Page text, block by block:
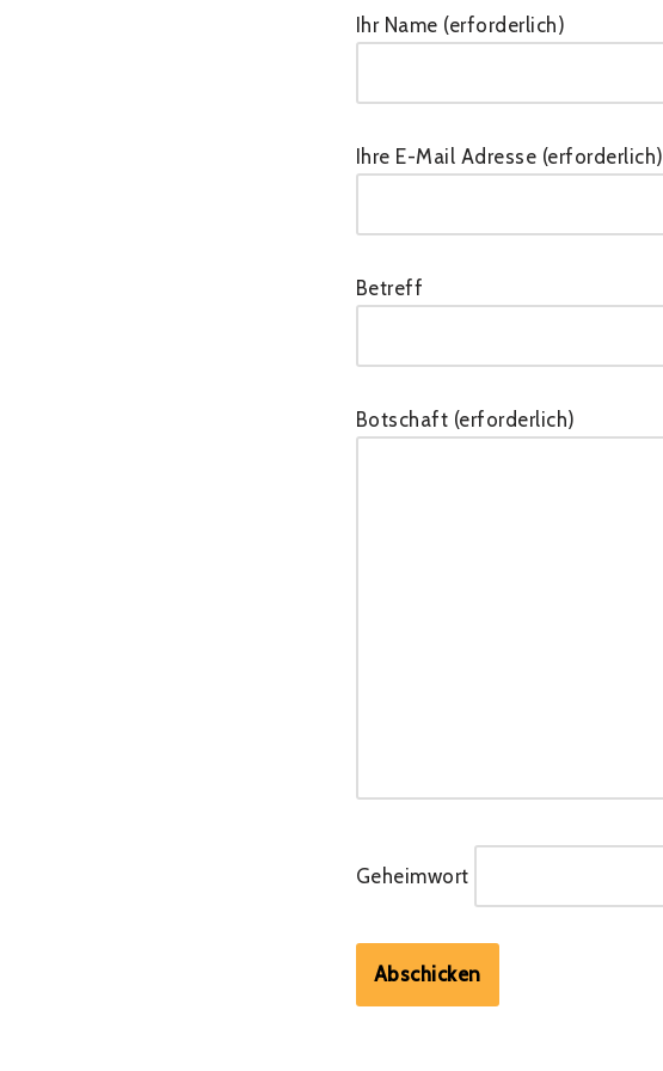
Ihr Name (erforderlich)
Ihre E-Mail Adresse (erforderlich)
Betreff
Botschaft (erforderlich)
Geheimwort